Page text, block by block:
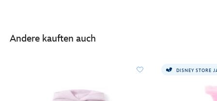
Andere kauften auch
DISNEY STORE